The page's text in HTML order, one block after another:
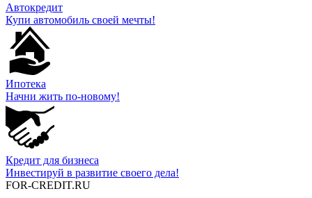
Автокредит
Купи автомобиль своей мечты!
Ипотека
Начни жить по-новому!
Кредит для бизнеса
Инвестируй в развитие своего дела!
FOR-CREDIT.RU